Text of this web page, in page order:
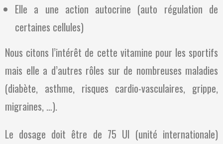
Elle a une action autocrine (auto régulation de
certaines cellules)
Nous citons l’intérêt de cette vitamine pour les sportifs
mais elle a d’autres rôles sur de nombreuses maladies
(diabète, asthme, risques cardio-vasculaires, grippe,
migraines, …).
Le dosage doit être de 75 UI (unité internationale)